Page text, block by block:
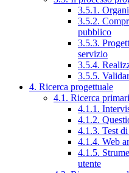
3.5.1.
3.5.2.
pubblico
3.5.3.
servizio
3.5.4.
3.5.5.
4. Ricerca progettuale
4.1. Ricerca
4.1.1.
4.1.2.
4.1.3. Test
4.1.4. Web
4.1.5.
utente